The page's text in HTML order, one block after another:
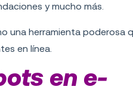
y mucho más.
una herramienta poderosa
en línea.
en e-